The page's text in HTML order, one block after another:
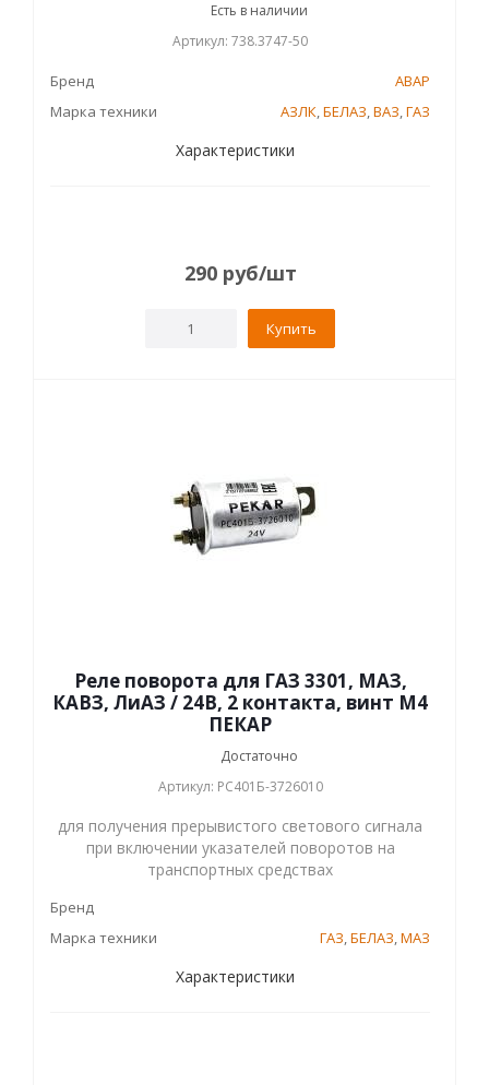
Есть в наличии
Артикул: 738.3747-50
Бренд
АВАР
Марка техники
АЗЛК,БЕЛАЗ,ВАЗ,ГАЗ
Характеристики
290 руб/шт
Купить
Реле поворота для ГАЗ 3301, МАЗ,
КАВЗ, ЛиАЗ / 24В, 2 контакта, винт М4
ПЕКАР
Достаточно
Артикул: РС401Б-3726010
для получения прерывистого светового сигнала
при включении указателей поворотов на
транспортных средствах
Бренд
Марка техники
ГАЗ,БЕЛАЗ,МАЗ
Характеристики